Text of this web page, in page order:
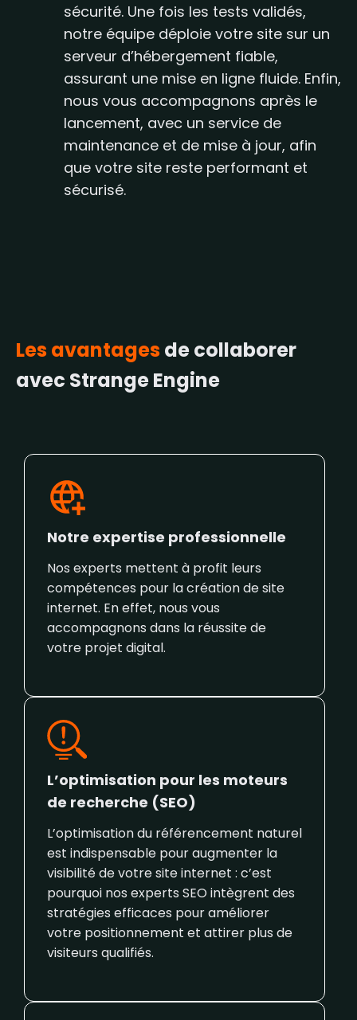
sécurité. Une fois les tests validés,
notre équipe déploie votre site sur un
serveur d’hébergement fiable,
assurant une mise en ligne fluide. Enfin,
nous vous accompagnons après le
lancement, avec un service de
maintenance et de mise à jour, afin
que votre site reste performant et
sécurisé.
Les avantagesde collaborer
avec Strange Engine
Notre expertise professionnelle
Nos experts mettent à profit leurs
compétences pour la création de site
internet. En effet, nous vous
accompagnons dans la réussite de
votre projet digital.
L’optimisation pour les moteurs
de recherche (SEO)
L’optimisation du référencement naturel
est indispensable pour augmenter la
visibilité de votre site internet : c’est
pourquoi nos experts SEO intègrent des
stratégies efficaces pour améliorer
votre positionnement et attirer plus de
visiteurs qualifiés.